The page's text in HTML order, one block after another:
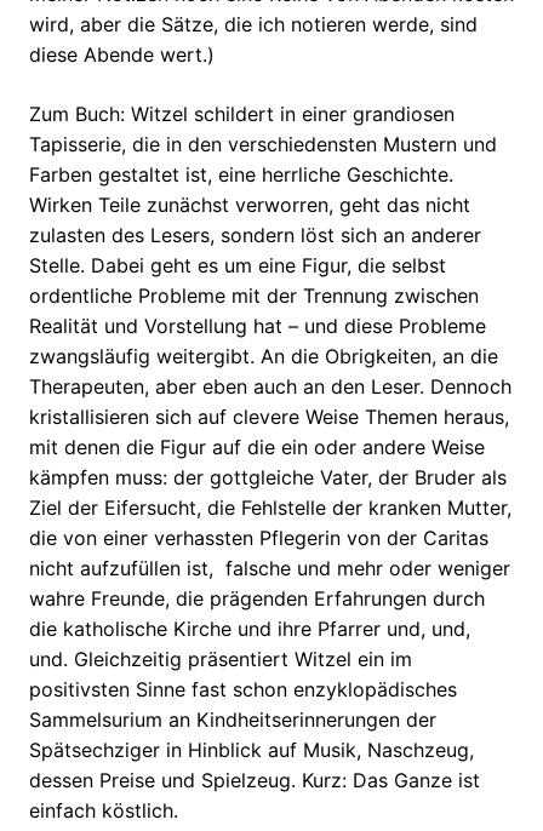
wird, aber die Sätze, die ich notieren werde, sind
diese Abende wert.)
Zum Buch: Witzel schildert in einer grandiosen
Tapisserie, die in den verschiedensten Mustern und
Farben gestaltet ist, eine herrliche Geschichte.
Wirken Teile zunächst verworren, geht das nicht
zulasten des Lesers, sondern löst sich an anderer
Stelle. Dabei geht es um eine Figur, die selbst
ordentliche Probleme mit der Trennung zwischen
Realität und Vorstellung hat – und diese Probleme
zwangsläufig weitergibt. An die Obrigkeiten, an die
Therapeuten, aber eben auch an den Leser. Dennoch
kristallisieren sich auf clevere Weise Themen heraus,
mit denen die Figur auf die ein oder andere Weise
kämpfen muss: der gottgleiche Vater, der Bruder als
Ziel der Eifersucht, die Fehlstelle der kranken Mutter,
die von einer verhassten Pflegerin von der Caritas
nicht aufzufüllen ist, falsche und mehr oder weniger
wahre Freunde, die prägenden Erfahrungen durch
die katholische Kirche und ihre Pfarrer und, und,
und. Gleichzeitig präsentiert Witzel ein im
positivsten Sinne fast schon enzyklopädisches
Sammelsurium an Kindheitserinnerungen der
Spätsechziger in Hinblick auf Musik, Naschzeug,
dessen Preise und Spielzeug. Kurz: Das Ganze ist
einfach köstlich.